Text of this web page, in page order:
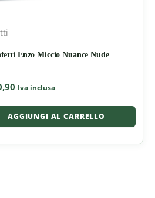
Enzo Miccio Nuance Nude
Iva inclusa
AGGIUNGI AL CARRELLO